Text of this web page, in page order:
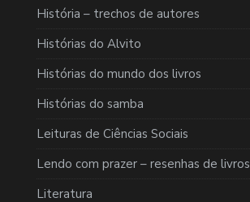
História – trechos de autores
Histórias do Alvito
Histórias do mundo dos livros
Histórias do samba
Leituras de Ciências Sociais
Lendo com prazer – resenhas de livros
Literatura